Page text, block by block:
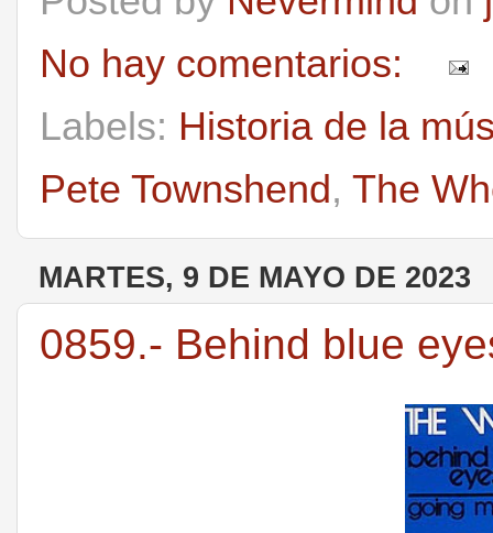
No hay comentarios:
Labels: Historia de la
Pete Townshend , The
MARTES, 9 DE MAYO DE 2023
0859.- Behind blue